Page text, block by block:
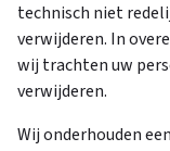
technisch niet
verwijderen. In
wij trachten uw
verwijderen.
Wij onderhouden